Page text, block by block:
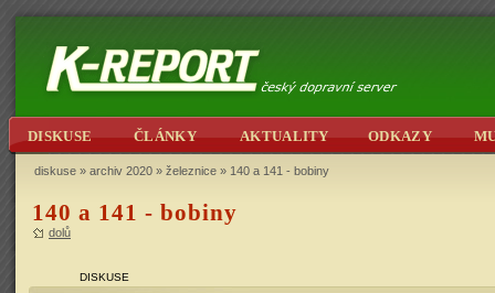
DISKUSE ČLÁNKY AKTUALITY ODKAZY
diskuse » archiv 2020 » železnice » 140 a 141 - bobiny
140 a 141 - bobiny
dolů
DISKUSE